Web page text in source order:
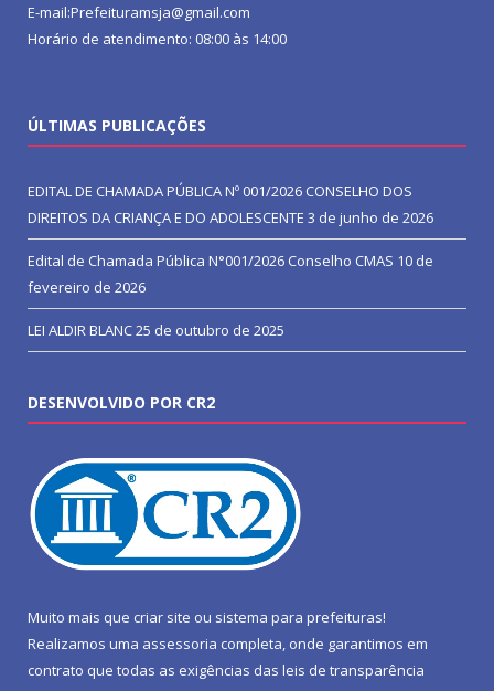
E-mail:Prefeituramsja@gmail.com
Horário de atendimento: 08:00 às 14:00
ÚLTIMAS PUBLICAÇÕES
EDITAL DE CHAMADA PÚBLICA Nº 001/2026 CONSELHO DOS
DIREITOS DA CRIANÇA E DO ADOLESCENTE 3 de junho de 2026
Edital de Chamada Pública N°001/2026 Conselho CMAS 10 de
fevereiro de 2026
LEI ALDIR BLANC25 de outubro de 2025
DESENVOLVIDO POR CR2
Muito mais que criar site ou sistema para prefeituras!
Realizamos uma assessoria completa, onde garantimos em
contrato que todas as exigências das leis de transparência